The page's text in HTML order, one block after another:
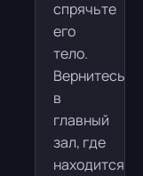
спрячьте
его
тело.
Вернитесь
в
главный
зал, где
находится